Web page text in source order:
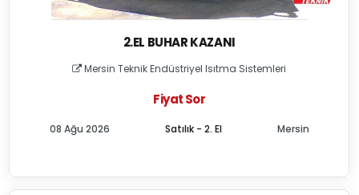
2.EL BUHAR KAZANI
Mersin Teknik Endüstriyel Isıtma Sistemleri
Fiyat Sor
Satılık - 2. El
08 Ağu 2026 Mersin